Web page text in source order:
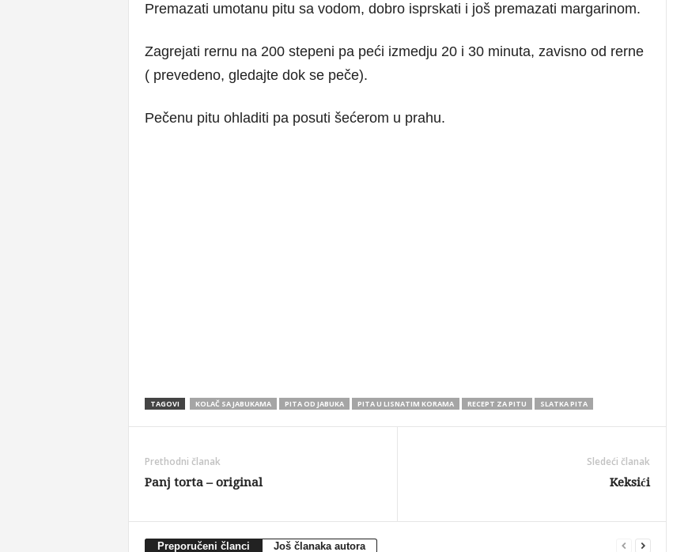
Premazati umotanu pitu sa vodom, dobro isprskati i još premazati margarinom.
Zagrejati rernu na 200 stepeni pa peći izmedju 20 i 30 minuta, zavisno od rerne
( prevedeno, gledajte dok se peče).
Pečenu pitu ohladiti pa posuti šećerom u prahu.
TAGOVI KOLAČ SA JABUKAMA PITA OD JABUKA PITA U LISNATIM KORAMA RECEPT ZA PITU SLATKA PITA
Prethodni članak
Panj torta – original
Sledeći članak
Keksići
Preporučeni članci Još članaka autora